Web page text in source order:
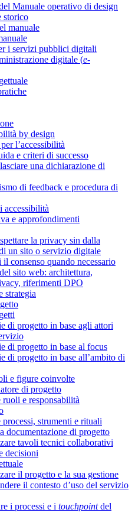
Manuale operativo di design
storico
manuale
i servizi pubblici digitali
digitale (e-
by design
l’accessibilità
e criteri di successo
una dichiarazione di
di feedback e procedura di
accessibilità
e approfondimenti
la privacy sin dalla
un sito o servizio digitale
consenso quando necessario
sito web: architettura,
riferimenti DPO
strategia
di progetto in base agli attori
di progetto in base al focus
di progetto in base all’ambito di
e figure coinvolte
di progetto
e responsabilità
strumenti e rituali
documentazione di progetto
tavoli tecnici collaborativi
decisioni
il progetto e la sua gestione
il contesto d’uso del servizio
i processi e i touchpointdel